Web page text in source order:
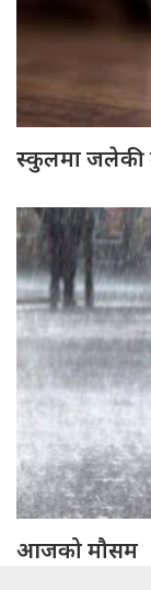
स्कुलमा जलेकी
आजको मौसम